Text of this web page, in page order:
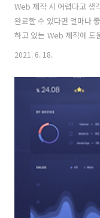
Web 제작 시 어렵다고 생
완료할 수 있다면 얼마나
하고 있는 Web 제작에 도
드립니다.디자인 제작 시
다. 카테고리 별로 구성해
세요.목차Web 제작에
이티브한 도구Web 제작
구 정리 1. Web 제작에
2021. 6. 18.